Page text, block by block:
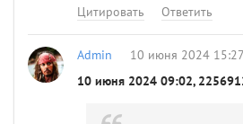
Цитировать
Ответить
Admin
10 июня 2024 15:27
10 июня 2024 09:02,